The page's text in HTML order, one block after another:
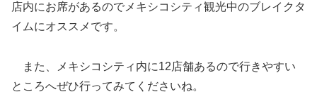
店内にお席があるのでメキシコシティ観光中のブレイクタ
イムにオススメです。
また、メキシコシティ内に12店舗あるので行きやすい
ところへぜひ行ってみてくださいね。